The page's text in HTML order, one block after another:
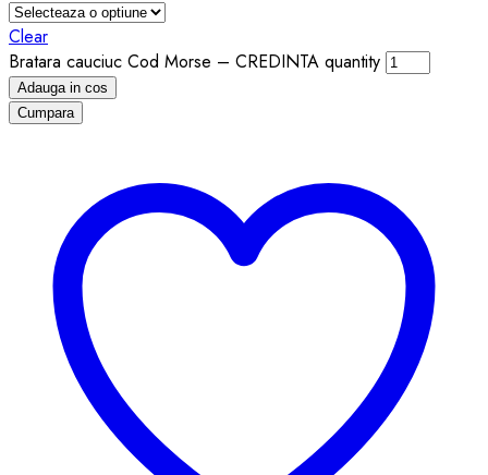
Clear
Bratara cauciuc Cod Morse – CREDINTA quantity
Adauga in cos
Cumpara